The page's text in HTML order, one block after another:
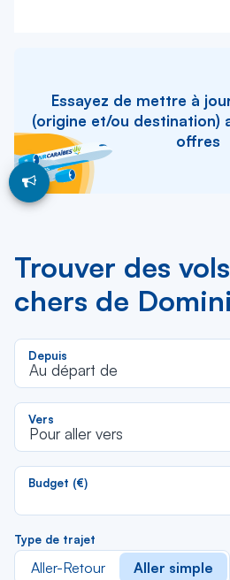
Essayez de mettre à
(origine et/ou destination)
offres
Trouver des
chers de
Depuis
Au départ de
Vers
Pour aller vers
Budget (€)
Type de trajet
Aller-Retour Aller simple